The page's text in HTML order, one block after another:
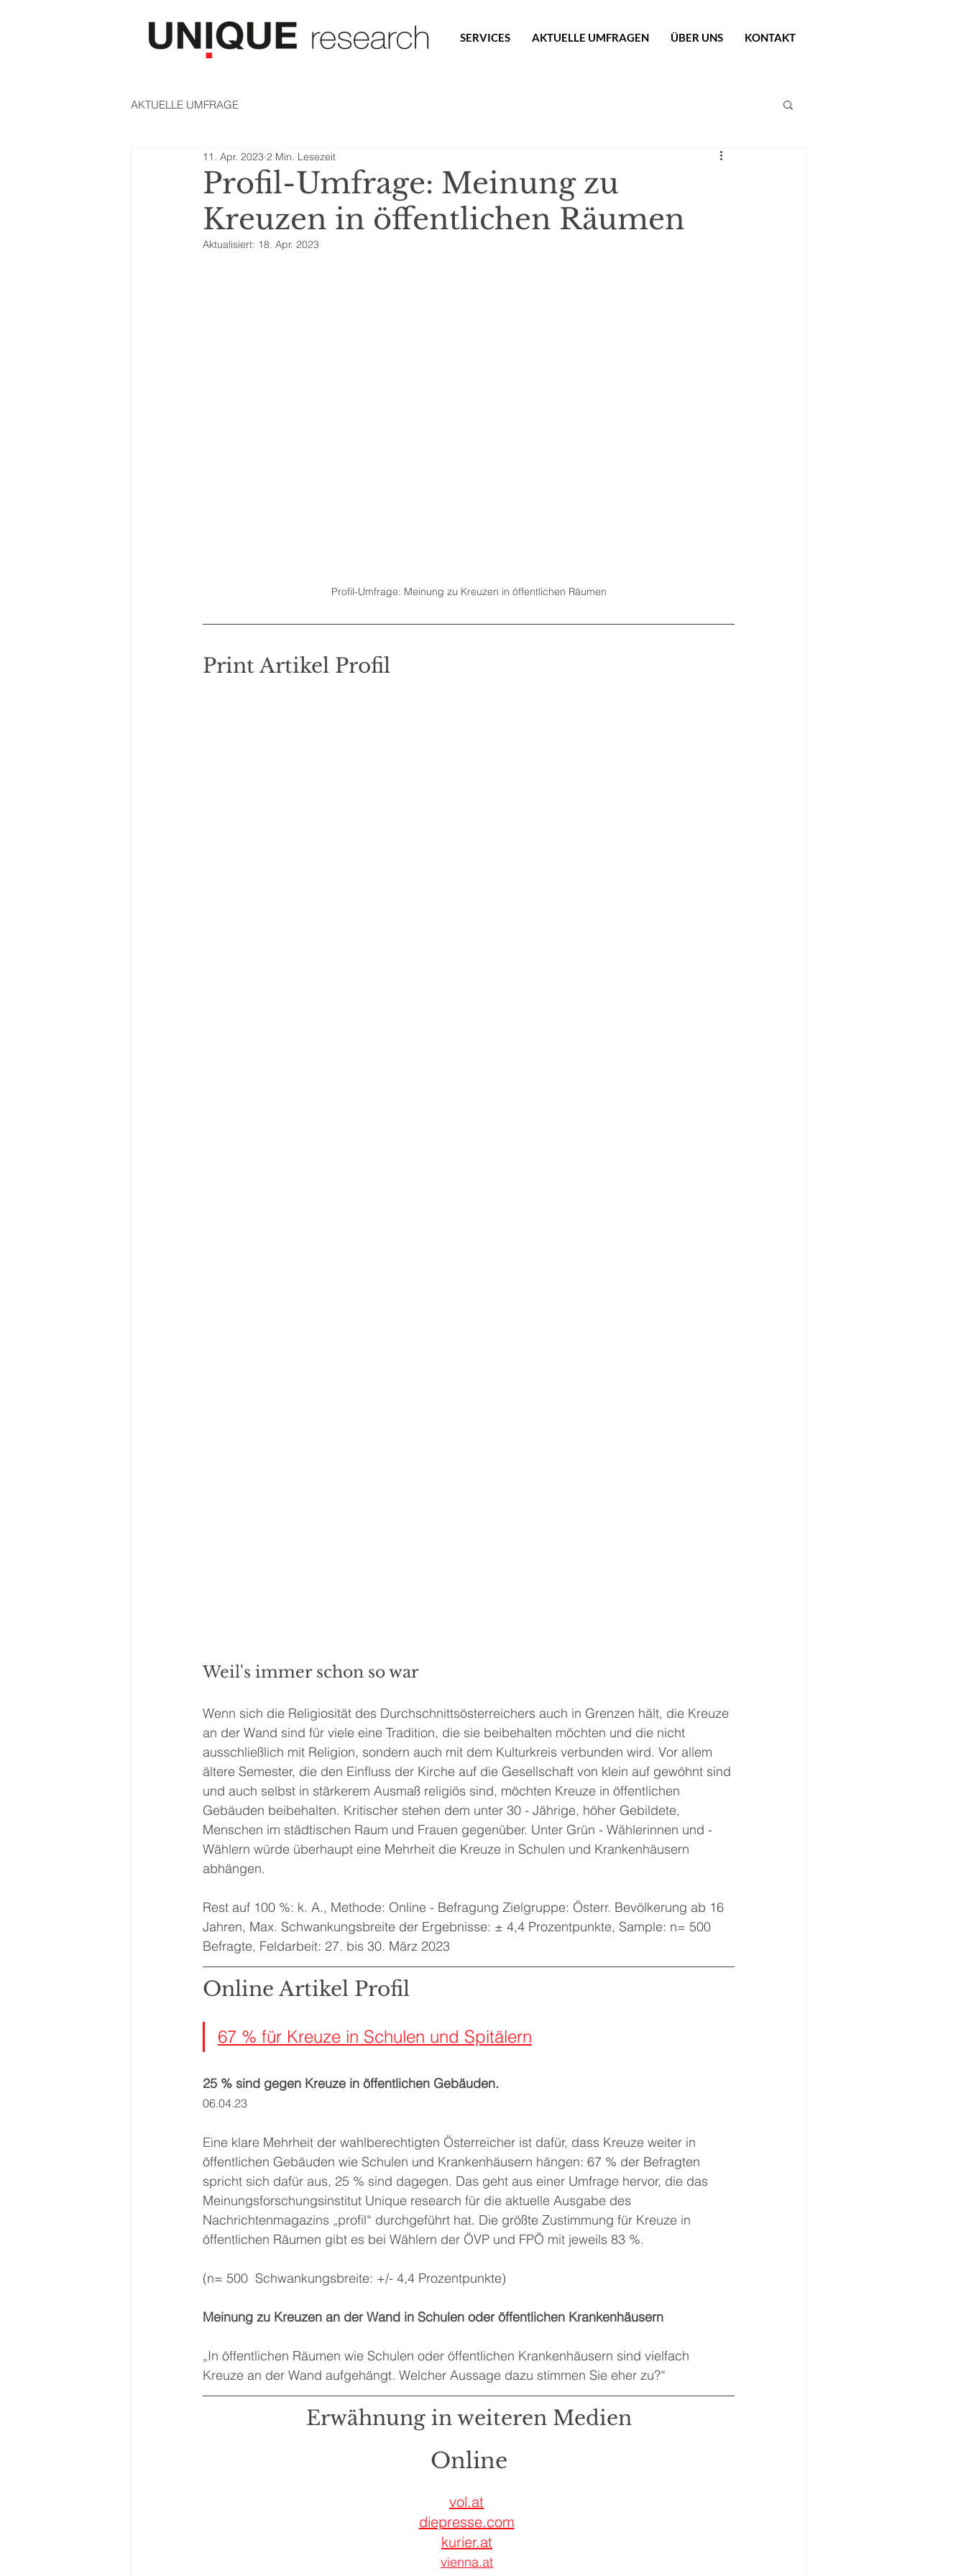
SERVICES AKTUELLE UMFRAGEN ÜBER UNS KONTAKT
AKTUELLE UMFRAGE
Profil-Umfrage: Meinung zu
Kreuzen in öffentlichen Räumen
11. Apr. 2023 2 Min. Lesezeit
Aktualisiert: 18. Apr. 2023
Profil-Umfrage: Meinung zu Kreuzen in öffentlichen Räumen
Print Artikel Profil
Weil's immer schon so war
Wenn sich die Religiosität des Durchschnittsösterreichers auch in Grenzen hält, die Kreuze
an der Wand sind für viele eine Tradition, die sie beibehalten möchten und die nicht
ausschließlich mit Religion, sondern auch mit dem Kulturkreis verbunden wird. Vor allem
ältere Semester, die den Einfluss der Kirche auf die Gesellschaft von klein auf gewöhnt sind
und auch selbst in stärkerem Ausmaß religiös sind, möchten Kreuze in öffentlichen
Gebäuden beibehalten. Kritischer stehen dem unter 30 - Jährige, höher Gebildete,
Menschen im städtischen Raum und Frauen gegenüber. Unter Grün - Wählerinnen und -
Wählern würde überhaupt eine Mehrheit die Kreuze in Schulen und Krankenhäusern
abhängen.
Rest auf 100 %: k. A., Methode: Online - Befragung Zielgruppe: Österr. Bevölkerung ab 16
Jahren, Max. Schwankungsbreite der Ergebnisse: ± 4,4 Prozentpunkte, Sample: n= 500
Befragte, Feldarbeit: 27. bis 30. März 2023
Online Artikel Profil
67 % für Kreuze in Schulen und Spitälern
25 % sind gegen Kreuze in öffentlichen Gebäuden.
06.04.23
Eine klare Mehrheit der wahlberechtigten Österreicher ist dafür, dass Kreuze weiter in
öffentlichen Gebäuden wie Schulen und Krankenhäusern hängen: 67 % der Befragten
spricht sich dafür aus, 25 % sind dagegen. Das geht aus einer Umfrage hervor, die das
Meinungsforschungsinstitut Unique research für die aktuelle Ausgabe des
Nachrichtenmagazins „profil“ durchgeführt hat. Die größte Zustimmung für Kreuze in
öffentlichen Räumen gibt es bei Wählern der ÖVP und FPÖ mit jeweils 83 %.
(n= 500  Schwankungsbreite: +/- 4,4 Prozentpunkte)
Meinung zu Kreuzen an der Wand in Schulen oder öffentlichen Krankenhäusern
„In öffentlichen Räumen wie Schulen oder öffentlichen Krankenhäusern sind vielfach
Kreuze an der Wand aufgehängt. Welcher Aussage dazu stimmen Sie eher zu?“
Erwähnung in weiteren Medien
Online
vol.at
diepresse.com
kurier.at
vienna.at